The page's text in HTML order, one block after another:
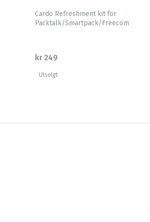
Cardo Refreshment kit for
Packtalk/Smartpack/Freecom
kr 249
Utsolgt